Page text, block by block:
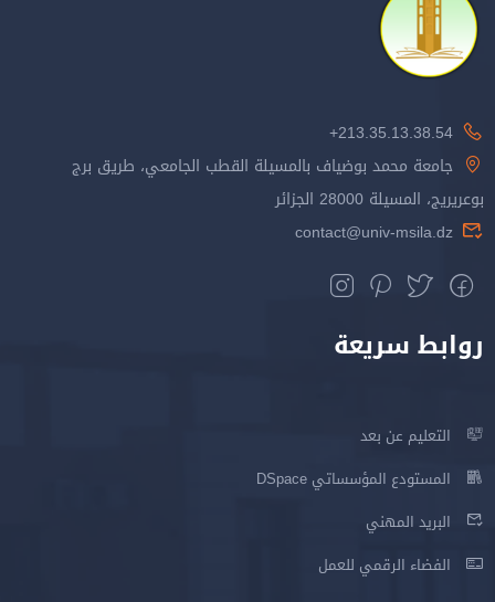
213.35.13.38.54+
جامعة محمد بوضياف بالمسيلة القطب الجامعي، طريق برج
بوعريريج، المسيلة 28000 الجزائر
contact@univ-msila.dz
روابط سريعة
التعليم عن بعد
المستودع المؤسساتي DSpace
البريد المهني
الفضاء الرقمي للعمل